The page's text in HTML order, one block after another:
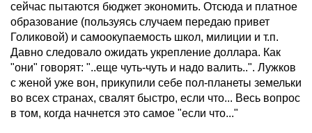
сейчас пытаются бюджет экономить. Отсюда и платное
образование (пользуясь случаем передаю привет
Голиковой) и самоокупаемость школ, милиции и т.п.
Давно следовало ожидать укрепление доллара. Как
"они" говорят: "..еще чуть-чуть и надо валить..". Лужков
с женой уже вон, прикупили себе пол-планеты земельки
во всех странах, свалят быстро, если что... Весь вопрос
в том, когда начнется это самое "если что..."